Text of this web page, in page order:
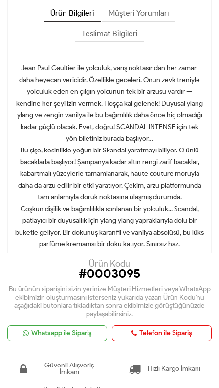
Ürün Bilgileri Müşteri Yorumları
Teslimat Bilgileri
Jean Paul Gaultier ile yolculuk, varış noktasından her zaman
daha heyecan vericidir. Özellikle geceleri. Onun zevk treniyle
yolculuk eden en çılgın yolcunun tek bir arzusu vardır —
kendine her şeyi izin vermek. Hoşça kal gelenek! Duyusal ylang
ylang ve zengin vanilya ile bu bağımlılık daha önce hiç olmadığı
kadar güçlü olacak. Evet, doğru! SCANDAL INTENSE için tek
yön biletiniz burada başlıyor…
Bu şişe, kesinlikle yoğun bir Skandal yaratmayı biliyor. O ünlü
bacaklarla başlıyor! Şampanya kadar altın rengi zarif bacaklar,
kabartmalı yüzeylerle tamamlanarak, haute couture moruyla
daha da arzu edilir bir etki yaratıyor. Çekim, arzu platformunda
tam anlamıyla doruk noktasına ulaşmış durumda.
Coşkun dişilik ve bağımlılıkla sonlanan bir yolculuk... Scandal,
patlayıcı bir duyusallık için ylang ylang yapraklarıyla dolu bir
buketle geliyor. Bir dokunuş karanfil ve vanilya absolüsü, bu lüks
parfüme kremamsı bir doku katıyor. Sınırsız haz.
Ürün Kodu
#0003095
Bu ürünün siparişini sizin yerinize Müşteri Hizmetleri veya WhatsApp
ekibimizin oluşturmasını isterseniz yukarıda yazan Ürün Kodu'nu
aşağıdaki butonlara tıkladıktan sonra ekibimizle görüştüğünüzde
paylaşabilirsiniz.
Whatsapp ile Sipariş Telefon ile Sipariş
Güvenli Alışveriş
İmkanı
Hızlı Kargo İmkanı